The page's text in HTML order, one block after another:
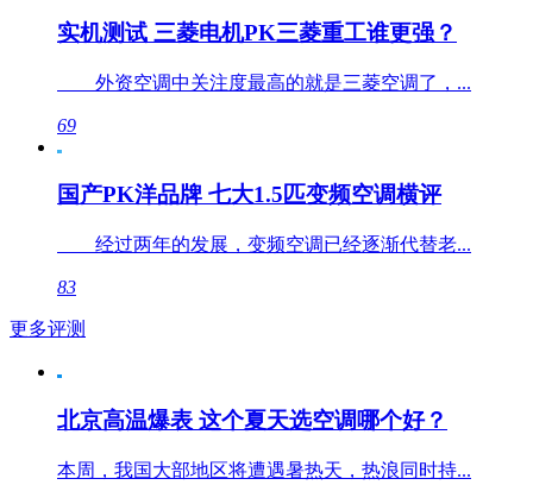
实机测试 三菱电机PK三菱重工谁更强？
外资空调中关注度最高的就是三菱空调了，...
69
国产PK洋品牌 七大1.5匹变频空调横评
经过两年的发展，变频空调已经逐渐代替老...
83
更多评测
北京高温爆表 这个夏天选空调哪个好？
本周，我国大部地区将遭遇暑热天，热浪同时持...